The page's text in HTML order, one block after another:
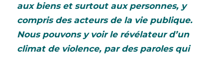
aux biens et surtout aux personnes, y
compris des acteurs de la vie publique.
Nous pouvons y voir le révélateur d’un
climat de violence, par des paroles qui